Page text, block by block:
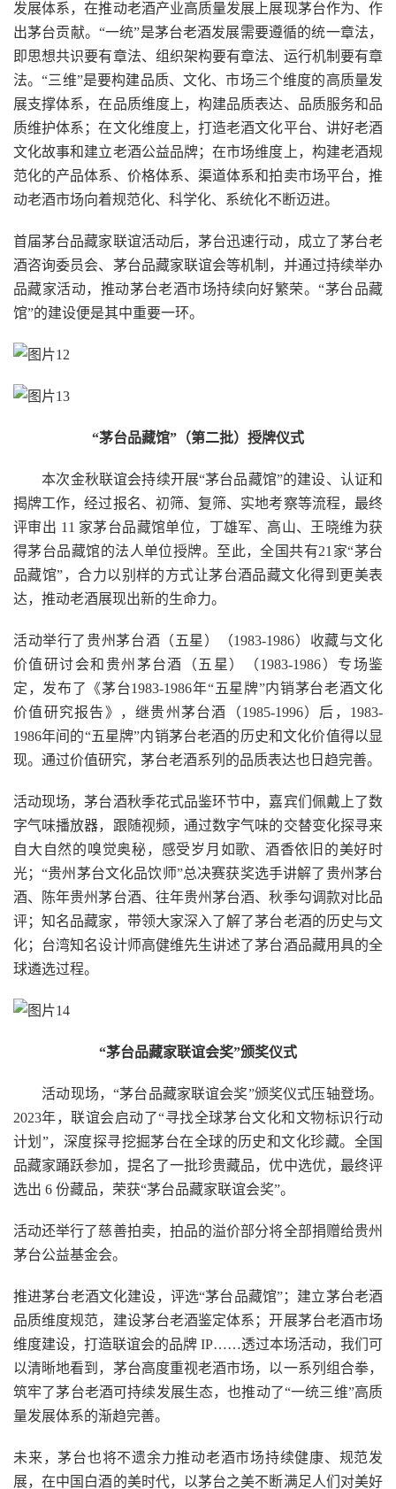
发展体系，在推动老酒产业高质量发展上展现茅台作为、作
出茅台贡献。“一统”是茅台老酒发展需要遵循的统一章法，
即思想共识要有章法、组织架构要有章法、运行机制要有章
法。“三维”是要构建品质、文化、市场三个维度的高质量发
展支撑体系，在品质维度上，构建品质表达、品质服务和品
质维护体系；在文化维度上，打造老酒文化平台、讲好老酒
文化故事和建立老酒公益品牌；在市场维度上，构建老酒规
范化的产品体系、价格体系、渠道体系和拍卖市场平台，推
动老酒市场向着规范化、科学化、系统化不断迈进。
首届茅台品藏家联谊活动后，茅台迅速行动，成立了茅台老
酒咨询委员会、茅台品藏家联谊会等机制，并通过持续举办
品藏家活动，推动茅台老酒市场持续向好繁荣。“茅台品藏
馆”的建设便是其中重要一环。
“茅台品藏馆”（第二批）授牌仪式
本次金秋联谊会持续开展“茅台品藏馆”的建设、认证和
揭牌工作，经过报名、初筛、复筛、实地考察等流程，最终
评审出 11 家茅台品藏馆单位，丁雄军、高山、王晓维为获
得茅台品藏馆的法人单位授牌。至此，全国共有21家“茅台
品藏馆”，合力以别样的方式让茅台酒品藏文化得到更美表
达，推动老酒展现出新的生命力。
活动举行了贵州茅台酒（五星）（1983-1986）收藏与文化
价值研讨会和贵州茅台酒（五星）（1983-1986）专场鉴
定，发布了《茅台1983-1986年“五星牌”内销茅台老酒文化
价值研究报告》，继贵州茅台酒（1985-1996）后，1983-
1986年间的“五星牌”内销茅台老酒的历史和文化价值得以显
现。通过价值研究，茅台老酒系列的品质表达也日趋完善。
活动现场，茅台酒秋季花式品鉴环节中，嘉宾们佩戴上了数
字气味播放器，跟随视频，通过数字气味的交替变化探寻来
自大自然的嗅觉奥秘，感受岁月如歌、酒香依旧的美好时
光；“贵州茅台文化品饮师”总决赛获奖选手讲解了贵州茅台
酒、陈年贵州茅台酒、往年贵州茅台酒、秋季勾调款对比品
评；知名品藏家，带领大家深入了解了茅台老酒的历史与文
化；台湾知名设计师高健维先生讲述了茅台酒品藏用具的全
球遴选过程。
“茅台品藏家联谊会奖”颁奖仪式
活动现场，“茅台品藏家联谊会奖”颁奖仪式压轴登场。
2023年，联谊会启动了“寻找全球茅台文化和文物标识行动
计划”，深度探寻挖掘茅台在全球的历史和文化珍藏。全国
品藏家踊跃参加，提名了一批珍贵藏品，优中选优，最终评
选出 6 份藏品，荣获“茅台品藏家联谊会奖”。
活动还举行了慈善拍卖，拍品的溢价部分将全部捐赠给贵州
茅台公益基金会。
推进茅台老酒文化建设，评选“茅台品藏馆”；建立茅台老酒
品质维度规范，建设茅台老酒鉴定体系；开展茅台老酒市场
维度建设，打造联谊会的品牌 IP……透过本场活动，我们可
以清晰地看到，茅台高度重视老酒市场，以一系列组合拳，
筑牢了茅台老酒可持续发展生态，也推动了“一统三维”高质
量发展体系的渐趋完善。
未来，茅台也将不遗余力推动老酒市场持续健康、规范发
展，在中国白酒的美时代，以茅台之美不断满足人们对美好